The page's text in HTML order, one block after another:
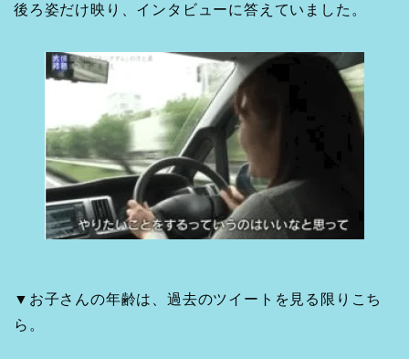
後ろ姿だけ映り、インタビューに答えていました。
▼お子さんの年齢は、過去のツイートを見る限りこち
ら。